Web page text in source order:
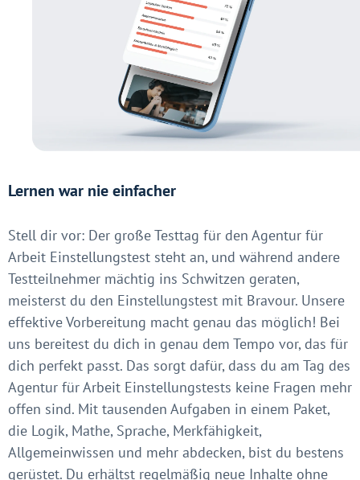
Lernen war nie einfacher
Stell dir vor: Der große Testtag für den Agentur für
Arbeit Einstellungstest steht an, und während andere
Testteilnehmer mächtig ins Schwitzen geraten,
meisterst du den Einstellungstest mit Bravour. Unsere
effektive Vorbereitung macht genau das möglich! Bei
uns bereitest du dich in genau dem Tempo vor, das für
dich perfekt passt. Das sorgt dafür, dass du am Tag des
Agentur für Arbeit Einstellungstests keine Fragen mehr
offen sind. Mit tausenden Aufgaben in einem Paket,
die Logik, Mathe, Sprache, Merkfähigkeit,
Allgemeinwissen und mehr abdecken, bist du bestens
gerüstet. Du erhältst regelmäßig neue Inhalte ohne